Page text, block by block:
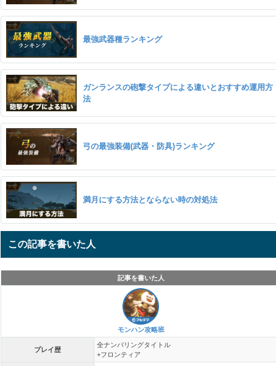
最強武器種ランキング
ガンランスの砲撃タイプによる違いとおすすめ運用方
法
弓の最強装備(武器・防具)ランキング
満月にする方法とならない時の対処法
この記事を書いた人
記事を書いた人
モンハン攻略班
プレイ歴
全ナンバリングタイトル
+フロンティア